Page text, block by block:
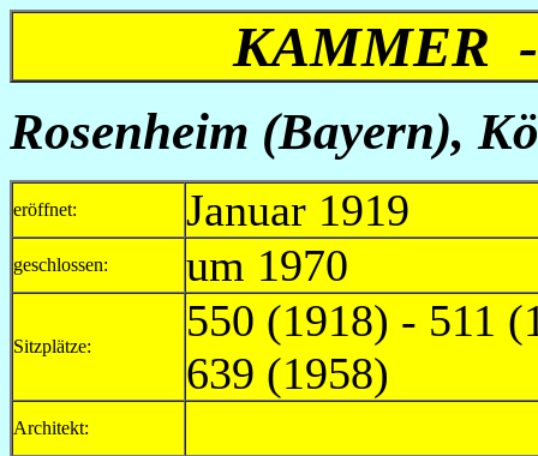
KAMMER
Rosenheim (Bayern),
eröffnet: Januar 1919
geschlossen: um 1970
Sitzplätze:
550 (1918) - 511
639 (1958)
Architekt: